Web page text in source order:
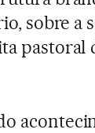
sobre a
pastoral